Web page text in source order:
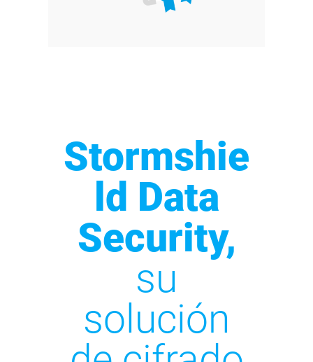
Stormshie
ld Data
Security,
su
solución